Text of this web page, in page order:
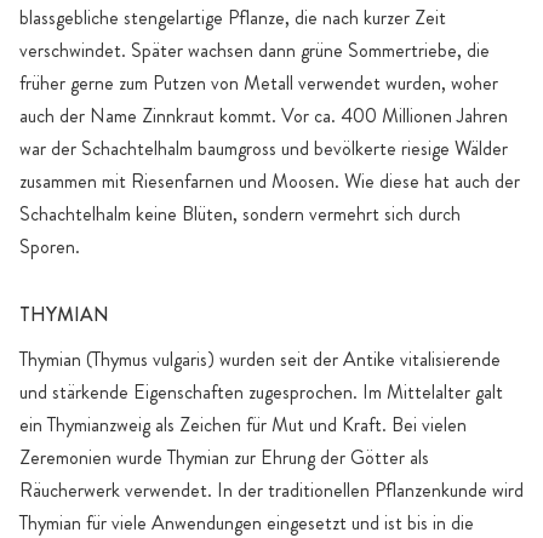
blassgebliche stengelartige Pflanze, die nach kurzer Zeit
verschwindet. Später wachsen dann grüne Sommertriebe, die
früher gerne zum Putzen von Metall verwendet wurden, woher
auch der Name Zinnkraut kommt. Vor ca. 400 Millionen Jahren
war der Schachtelhalm baumgross und bevölkerte riesige Wälder
zusammen mit Riesenfarnen und Moosen. Wie diese hat auch der
Schachtelhalm keine Blüten, sondern vermehrt sich durch
Sporen.
THYMIAN
Thymian (Thymus vulgaris) wurden seit der Antike vitalisierende
und stärkende Eigenschaften zugesprochen. Im Mittelalter galt
ein Thymianzweig als Zeichen für Mut und Kraft. Bei vielen
Zeremonien wurde Thymian zur Ehrung der Götter als
Räucherwerk verwendet. In der traditionellen Pflanzenkunde wird
Thymian für viele Anwendungen eingesetzt und ist bis in die